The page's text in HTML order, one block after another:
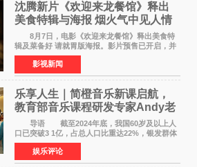
沈腾新片《欢迎来龙餐馆》释出
美食特辑与海报 烟火气中见人情
温暖
8月7日，电影《欢迎来龙餐馆》释出美食特
辑及菜备好 请就胃版海报。影片预售已开启，并
将于8月8日至10日14:00-21:00举行全国超前点
映。电影《欢迎来龙餐馆》作为战争美食喜剧大
片，讲述了中国
影视新闻
乐享人生｜简橙音乐新课启航，
教育部音乐课程研发专家Andy老
师重磅入驻领航银龄琴声
导语 截至2024年底，我国60岁及以上人
口已突破3 1亿，占总人口比重达22%，银发群体
的精神文化需求日益凸显。2024年1月，国务院办
公厅印发《关于发展银发经济增进老年人福祉的
意见》——这是
娱乐评论